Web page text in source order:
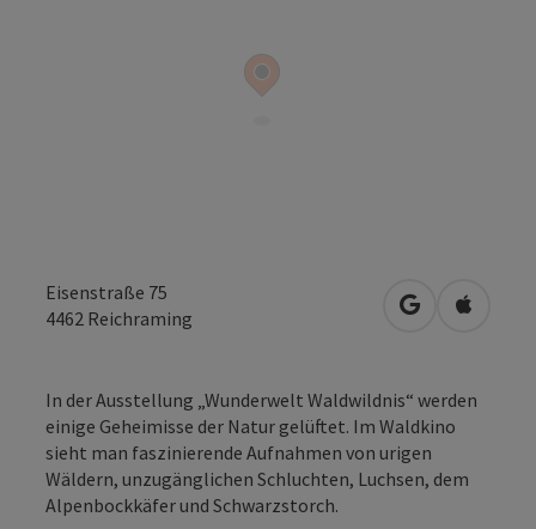
Eisenstraße 75
4462 Reichraming in Google
in
In der Ausstellung „Wunderwelt Waldwildnis“ werden
einige Geheimisse der Natur gelüftet. Im Waldkino
sieht man faszinierende Aufnahmen von urigen
Wäldern, unzugänglichen Schluchten, Luchsen, dem
Alpenbockkäfer und Schwarzstorch.